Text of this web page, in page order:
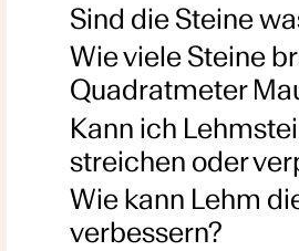
Sind die Steine
Wie viele Steine
Quadratmeter
Kann ich
streichen oder
Wie kann Lehm
verbessern?